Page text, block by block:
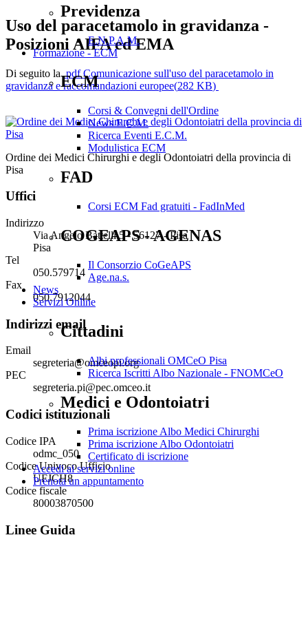
Previdenza
E.N.P.A.M.
Formazione - ECM
ECM
Corsi & Convegni dell'Ordine
News E.C.M.
Ricerca Eventi E.C.M.
Modulistica ECM
FAD
Corsi ECM Fad gratuiti - FadInMed
COGEAPS - AGENAS
Il Consorzio CoGeAPS
Age.na.s.
News
Servizi Online
Cittadini
Albi professionali OMCeO Pisa
Ricerca Iscritti Albo Nazionale - FNOMCeO
Medici e Odontoiatri
Prima iscrizione Albo Medici Chirurghi
Prima iscrizione Albo Odontoiatri
Certificato di iscrizione
Accedi ai servizi online
Prenota un appuntamento
Uso del paracetamolo in gravidanza -
Posizioni AIFA ed EMA
Di seguito la pdfComunicazione sull'uso del paracetamolo in
gravidanza e raccomandazioni europee(282 KB)
Ordine dei Medici Chirurghi e degli Odontoiatri della provincia di
Pisa
Uffici
Indirizzo
Via Angelo Battelli 5 - 56127 - Pisa
Pisa
Tel
050.579714
Fax
050.7912044
Indirizzi email
Email
segreteria@omceopi.org
PEC
segreteria.pi@pec.omceo.it
Codici istituzionali
Codice IPA
odmc_050
Codice Univoco Ufficio
UFJCH8
Codice fiscale
80003870500
Linee Guida